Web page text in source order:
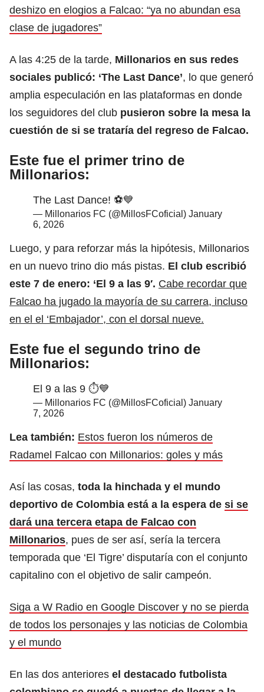
deshizo en elogios a Falcao: “ya no abundan esa
clase de jugadores”
A las 4:25 de la tarde, Millonarios en sus redes
sociales publicó: ‘The Last Dance’, lo que generó
amplia especulación en las plataformas en donde
los seguidores del club pusieron sobre la mesa la
cuestión de si se trataría del regreso de Falcao.
Este fue el primer trino de
Millonarios:
The Last Dance! ⚽️💙
— Millonarios FC (@MillosFCoficial) January
6, 2026
Luego, y para reforzar más la hipótesis, Millonarios
en un nuevo trino dio más pistas. El club escribió
este 7 de enero: ‘El 9 a las 9′. Cabe recordar que
Falcao ha jugado la mayoría de su carrera, incluso
en el el ‘Embajador’, con el dorsal nueve.
Este fue el segundo trino de
Millonarios:
El 9 a las 9 ⏱️💙
— Millonarios FC (@MillosFCoficial) January
7, 2026
Lea también: Estos fueron los números de
Radamel Falcao con Millonarios: goles y más
Así las cosas, toda la hinchada y el mundo
deportivo de Colombia está a la espera de si se
dará una tercera etapa de Falcao con
Millonarios, pues de ser así, sería la tercera
temporada que ‘El Tigre’ disputaría con el conjunto
capitalino con el objetivo de salir campeón.
Siga a W Radio en Google Discover y no se pierda
de todos los personajes y las noticias de Colombia
y el mundo
En las dos anteriores el destacado futbolista